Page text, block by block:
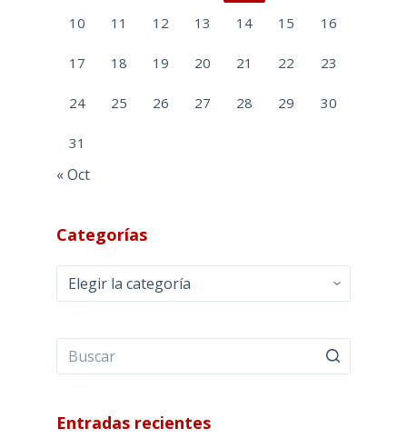
10 11 12 13 14 15 16
17 18 19 20 21 22 23
24 25 26 27 28 29 30
31
« Oct
Categorías
Categorías
Entradas recientes